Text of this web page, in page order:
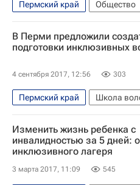
Пермский край
Общество
Детские вопросы
В Перми предложили
подготовки инклюзивных
4 сентября 2017, 12:56 303
Пермский край
Школа
Социальное волонтерство -
Пермь
Изменить жизнь ребенка с
инвалидностью за 5 дней:
инклюзивного лагеря
3 марта 2017, 11:09 545